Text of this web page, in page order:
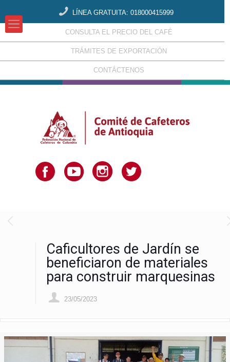
LÍNEA GRATUITA: 018000415999
CONSULTA EL PRECIO DEL CAFÉ
TRÁMITES DE EXPORTACIÓN
CONTÁCTENOS
Caficultores de Jardín se
beneficiaron de materiales
para construir marquesinas
23/05/2023